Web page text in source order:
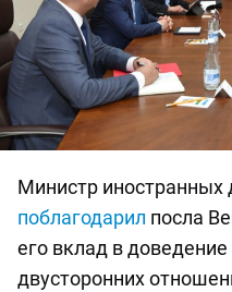
Министр иностранных
поблагодарил посла
его вклад в
двусторонних